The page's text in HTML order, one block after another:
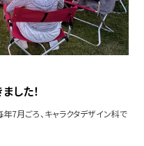
した！
年7月ごろ、キャラクタデザイン科で